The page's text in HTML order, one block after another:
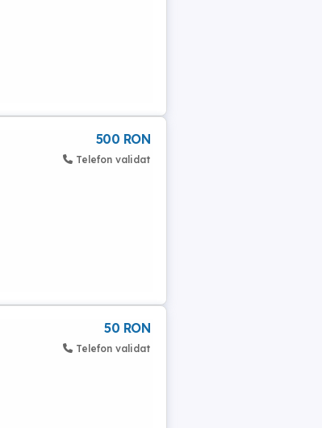
500 RON
Telefon validat
50 RON
Telefon validat